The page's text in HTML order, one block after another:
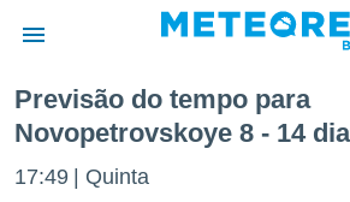
da
Previsão do tempo para
Novopetrovskoye 8 - 14
17:49 Quinta